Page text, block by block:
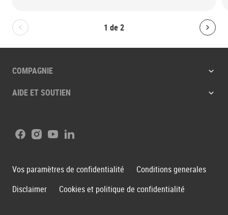
1 de2
Bolton.General.PreviousSlide
COMPAGNIE
AIDE ET SOUTIEN
Facebook
Instagram
YoutubeLinkedIn
Vos paramètres de confidentialité
Conditions generales
Disclaimer
Cookies et politique de confidentialité